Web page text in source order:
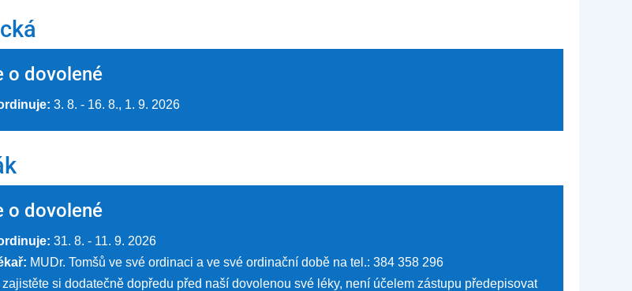
o dovolené
3. 8. - 16. 8., 1. 9. 2026
o dovolené
31. 8. - 11. 9. 2026
MUDr. Tomšů ve své ordinaci a ve své ordinační době na tel.: 384 358 296
zajistěte si dodatečně dopředu před naší dovolenou své léky, není účelem zástupu předepisovat